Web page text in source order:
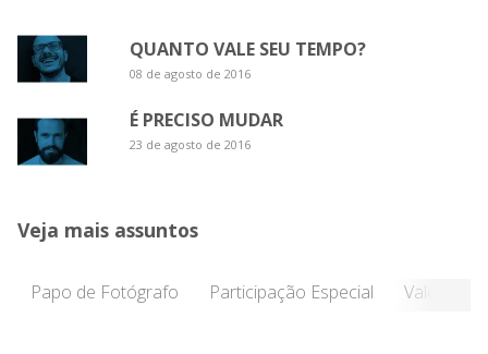
QUANTO VALE SEU TEMPO?
08 de agosto de 2016
É PRECISO MUDAR
23 de agosto de 2016
Veja mais assuntos
Papo de Fotógrafo Participação Especial Vale a